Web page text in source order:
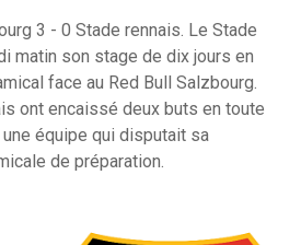
3 - 0 Stade rennais. Le Stade
matin son stage de dix jours en
face au Red Bull Salzbourg.
ont encaissé deux buts en toute
équipe qui disputait sa
de préparation.